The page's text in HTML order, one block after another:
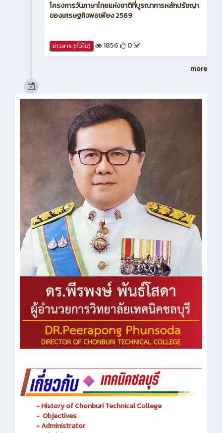
โครงการวันภาษาไทยแห่งชาติที่บูรณาการหลักปรัชญา
ของเศรษฐกิจพอเพียง 2569
ข่าวสาร (ทั่วไป) 1856 0
more
- History of Chonburi Technical College
- Objectives
- Administrator